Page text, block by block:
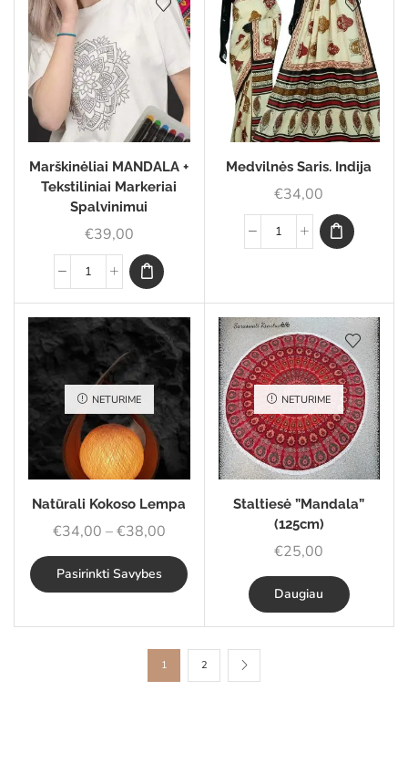
Marškinėliai MANDALA +
Tekstiliniai Markeriai
Spalvinimui
€39,00
Medvilnės Saris. Indija
€34,00
NETURIME
Natūrali Kokoso Lempa
€34,00 –€38,00
Pasirinkti Savybes
NETURIME
Staltiesė ”Mandala”
(125cm)
€25,00
Daugiau
1 2